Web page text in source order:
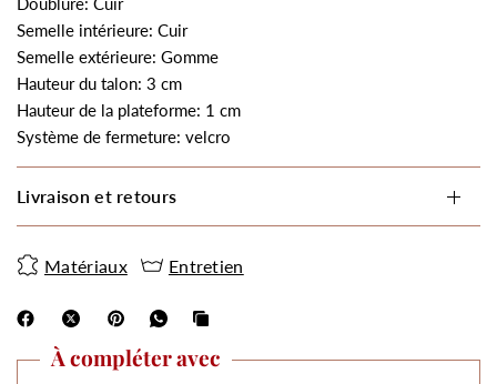
Semelle intérieure: Cuir
Semelle extérieure: Gomme
Hauteur du talon: 3 cm
Hauteur de la plateforme: 1 cm
Système de fermeture: velcro
Livraison et retours
Matériaux Entretien
À compléter avec